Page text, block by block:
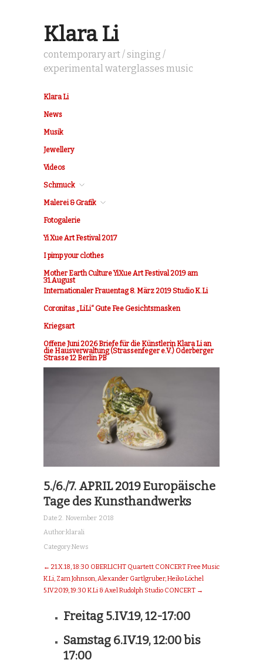
Klara Li
contemporary art / singing /
experimental waterglasses music
Klara Li
News
Musik
Jewellery
Videos
Schmuck
Malerei & Grafik
Fotogalerie
Yi Xue Art Festival 2017
I pimp your clothes
Mother Earth Culture YiXue Art Festival 2019 am
31.August
Internationaler Frauentag 8. März 2019 Studio K.Li
Coronitas „LiLi“ Gute Fee Gesichtsmasken
Kriegsart
Offene Juni 2026 Briefe für die Künstlerin Klara Li an
die Hausverwaltung (Strassenfeger e.V.) Oderberger
Strasse 12 Berlin PB
5./6./7. APRIL 2019 Europäische
Tage des Kunsthandwerks
Date:2. November 2018
Author:klarali
Category:News
← 21.X.18, 18:30 OBERLICHT Quartett CONCERT Free Music
K.Li, Zam Johnson, Alexander Gartlgruber, Heiko Löchel
5.IV.2019, 19:30 K.Li & Axel Rudolph Studio CONCERT →
Freitag 5.IV.19, 12-17:00
Samstag 6.IV.19,12:00bis
17:00